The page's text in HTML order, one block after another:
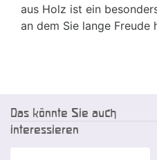
aus Holz ist ein
an dem Sie lange Freude
Das könnte Sie auch
interessieren